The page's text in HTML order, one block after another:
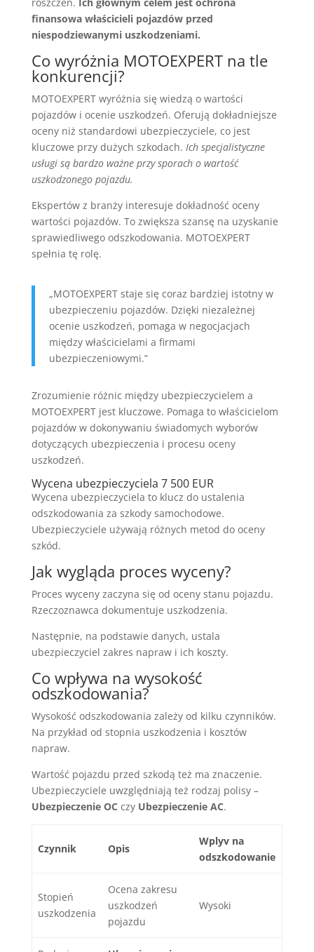
finansowa właścicieli pojazdów przed
niespodziewanymi uszkodzeniami.
Co wyróżnia MOTOEXPERT na tle
konkurencji?
MOTOEXPERT wyróżnia się wiedzą o wartości
pojazdów i ocenie uszkodzeń. Oferują dokładniejsze
oceny niż standardowi ubezpieczyciele, co jest
kluczowe przy dużych szkodach. Ich specjalistyczne
usługi są bardzo ważne przy sporach o wartość
uszkodzonego pojazdu.
Ekspertów z branży interesuje dokładność oceny
wartości pojazdów. To zwiększa szansę na uzyskanie
sprawiedliwego odszkodowania. MOTOEXPERT
spełnia tę rolę.
„MOTOEXPERT staje się coraz bardziej istotny w
ubezpieczeniu pojazdów. Dzięki niezależnej
ocenie uszkodzeń, pomaga w negocjacjach
między właścicielami a firmami
ubezpieczeniowymi.”
Zrozumienie różnic między ubezpieczycielem a
MOTOEXPERT jest kluczowe. Pomaga to właścicielom
pojazdów w dokonywaniu świadomych wyborów
dotyczących ubezpieczenia i procesu oceny
uszkodzeń.
Wycena ubezpieczyciela 7 500 EUR
Wycena ubezpieczyciela to klucz do ustalenia
odszkodowania za szkody samochodowe.
Ubezpieczyciele używają różnych metod do oceny
szkód.
Jak wygląda proces wyceny?
Proces wyceny zaczyna się od oceny stanu pojazdu.
Rzeczoznawca dokumentuje uszkodzenia.
Następnie, na podstawie danych, ustala
ubezpieczyciel zakres napraw i ich koszty.
Co wpływa na wysokość
odszkodowania?
Wysokość odszkodowania zależy od kilku czynników.
Na przykład od stopnia uszkodzenia i kosztów
napraw.
Wartość pojazdu przed szkodą też ma znaczenie.
Ubezpieczyciele uwzględniają też rodzaj polisy –
Ubezpieczenie OC czy Ubezpieczenie AC.
Czynnik Opis
Wplyv na
odszkodowanie
Stopień
uszkodzenia
Ocena zakresu
uszkodzeń
pojazdu
Wysoki